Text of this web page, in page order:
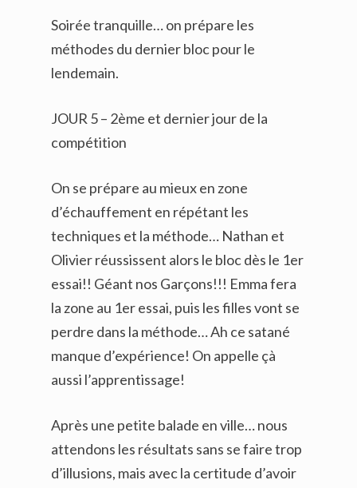
Soirée tranquille… on prépare les
méthodes du dernier bloc pour le
lendemain.
JOUR 5 – 2ème et dernier jour de la
compétition
On se prépare au mieux en zone
d’échauffement en répétant les
techniques et la méthode… Nathan et
Olivier réussissent alors le bloc dès le 1er
essai!! Géant nos Garçons!!! Emma fera
la zone au 1er essai, puis les filles vont se
perdre dans la méthode… Ah ce satané
manque d’expérience! On appelle çà
aussi l’apprentissage!
Après une petite balade en ville… nous
attendons les résultats sans se faire trop
d’illusions, mais avec la certitude d’avoir